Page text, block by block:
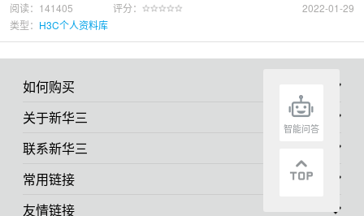
阅读：141405 评分：
2022-01-29
类型： H3C个人资料库
如何购买
关于新华三
联系新华三
常用链接
友情链接
智能问答